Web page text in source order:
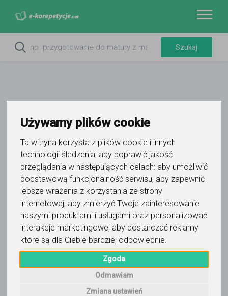
Używamy plików cookie
Ta witryna korzysta z plików cookie i innych
technologii śledzenia, aby poprawić jakość
przeglądania w następujących celach: aby umożliwić
podstawową funkcjonalność serwisu, aby zapewnić
lepsze wrażenia z korzystania ze strony
internetowej, aby zmierzyć Twoje zainteresowanie
naszymi produktami i usługami oraz personalizować
interakcje marketingowe, aby dostarczać reklamy
które są dla Ciebie bardziej odpowiednie.
Zgoda
Odmawiam
Zmiana ustawień
Do ulubionych
DRota
Wyślij wiadomość
Ostatnia aktywność: